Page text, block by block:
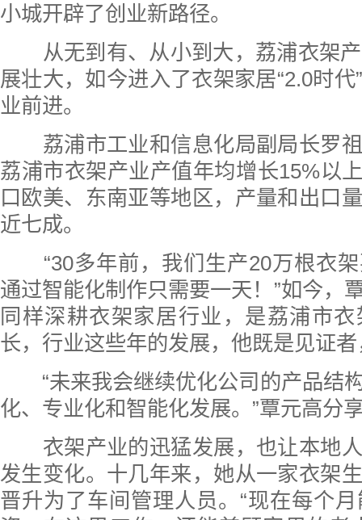
小城开辟了创业新路径。
从无到有、从小到大，荔浦衣架产
展壮大，如今进入了衣架家居“2.0时
业前进。
荔浦市工业和信息化局副局长罗祖
荔浦市衣架产业产值年均增长15%以
口欧美、东南亚等地区，产量和出口
近七成。
“30多年前，我们生产20万根衣架
通过智能化制作只需要一天！”如今，
同样深耕衣架家居行业，是荔浦市
长，行业这些年的发展，他既是见证
“未来我会继续优化公司的产品结
化、专业化和智能化发展。”覃元高分
衣架产业的迅猛发展，也让本地人
发生变化。十几年来，她从一家衣架
晋升为了车间管理人员。“现在每个